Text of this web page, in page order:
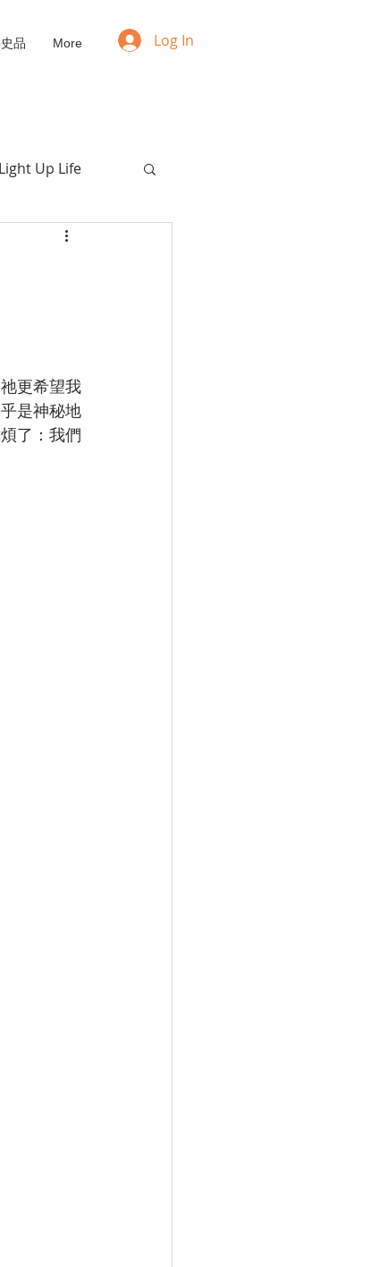
史品 More Log In
Light Up Life
Positive Mindset
福音動畫
更希望我
是神秘地
了：我們